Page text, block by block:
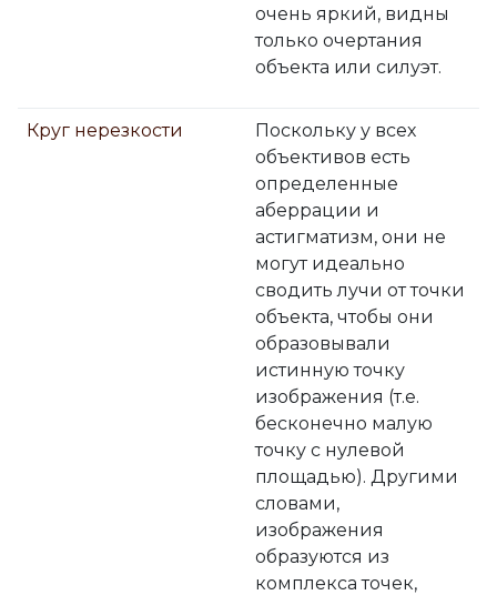
очень яркий, видны
только очертания
объекта или силуэт.
Круг нерезкости
Поскольку у всех
объективов есть
определенные
аберрации и
астигматизм, они не
могут идеально
сводить лучи от точки
объекта, чтобы они
образовывали
истинную точку
изображения (т.е.
бесконечно малую
точку с нулевой
площадью). Другими
словами,
изображения
образуются из
комплекса точек,